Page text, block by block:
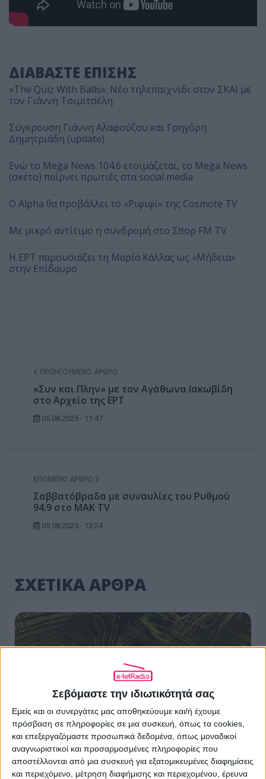
Σεβόμαστε την ιδιωτικότητά σας
Εμείς και οι συνεργάτες μας αποθηκεύουμε και/ή έχουμε
πρόσβαση σε πληροφορίες σε μια συσκευή, όπως τα cookies,
και επεξεργαζόμαστε προσωπικά δεδομένα, όπως μοναδικοί
αναγνωριστικοί και προσαρμοσμένες πληροφορίες που
αποστέλλονται από μια συσκευή για εξατομικευμένες διαφημίσεις
και περιεχόμενο, μέτρηση διαφήμισης και περιεχομένου, έρευνα
ΔΙΑΒΑΣΤΕ ΕΠΙΣΗΣ
«The Quiz With Balls»: Νέο τηλεπαιχνίδι στον ΣΚΑΪ με
τον Γιάννη Τσιμιτσέλη
Σύγκρουση Γιάννη Αλαφούζου και Γρηγόρη
Δημητριάδη (update)
Ενώ το Mega News 104.6 ετοιμάζεται, το Mega News
(σκέτο) παίρνει πρωτιές στα social media
Ο Alpha θα προβάλλει το «Ριφιφί» της Cosmote TV
Με μικρό αντίτιμο η συνδρομή στο Σπορ FM TV
Η ΕΡΤ παρουσιάζει τη Μαρία Κάλλας ως «Μήδεια»
στην Επίδαυρο
ΠΡΟΗΓΟΎΜΕΝΟ ΆΡΘΡΟ
«Συν και Πλην» με τον Αγάθωνα Ιακωβίδη
στο Αρχείο της ΕΡΤ
05.08.2025 - 11:47
ΕΠΌΜΕΝΟ ΆΡΘΡΟ
Σαββατόβραδα με συναυλίες του Ρυθμού
94.9 στο ΜΑΚ TV
05.08.2025 - 13:24
ΣΧΕΤΙΚΑ ΑΡΘΡΑ